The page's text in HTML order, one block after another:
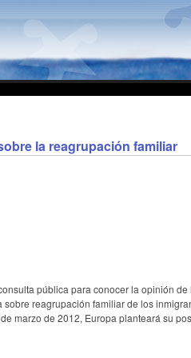
la reagrupación familiar
pública para conocer la opinión
reagrupación familiar de los
marzo de 2012, Europa planteará su